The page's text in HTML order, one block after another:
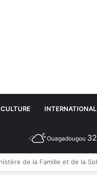
CULTURE INTERNATIONAL
Ouagadougou 32